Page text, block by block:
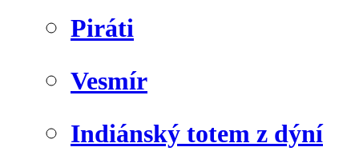
Piráti
Vesmír
Indiánský totem z dýní